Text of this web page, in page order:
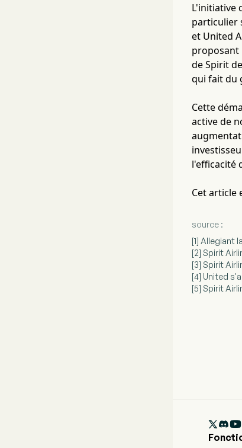
L'initiative
particulier
et United
proposant
de Spirit
qui fait du
Cette
active de
l'efficacité
Cet article
source :
[1] Allegiant
[2] Spirit
[3] Spirit
[4] United
[5] Spirit
